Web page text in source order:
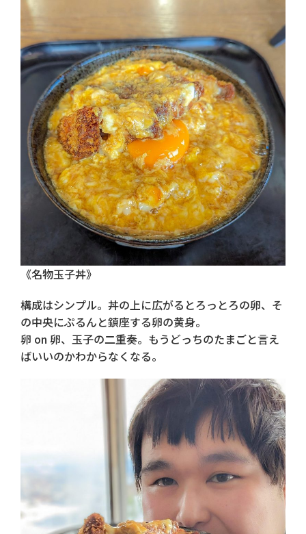
《名物玉子丼》
構成はシンプル。丼の上に広がるとろっとろの卵、そ
の中央にぷるんと鎮座する卵の黄身。
卵 on 卵、玉子の二重奏。もうどっちのたまごと言え
ばいいのかわからなくなる。